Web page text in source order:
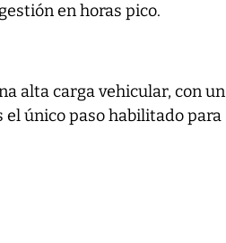
en horas pico.
alta carga vehicular, con un
el único paso habilitado para